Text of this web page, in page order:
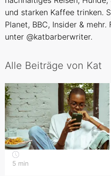
und starken Kaffee trinken.
Planet, BBC, Insider &
unter @katbarberwriter.
Alle Beiträge von Kat
5 min